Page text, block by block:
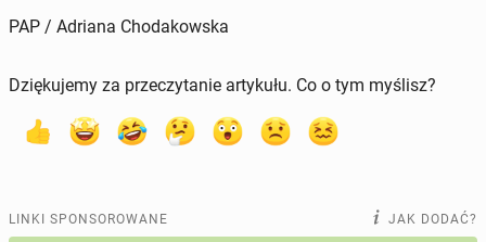
PAP / Adriana Chodakowska
Dziękujemy za przeczytanie artykułu. Co o tym myślisz?
LINKI SPONSOROWANE JAK DODAĆ?